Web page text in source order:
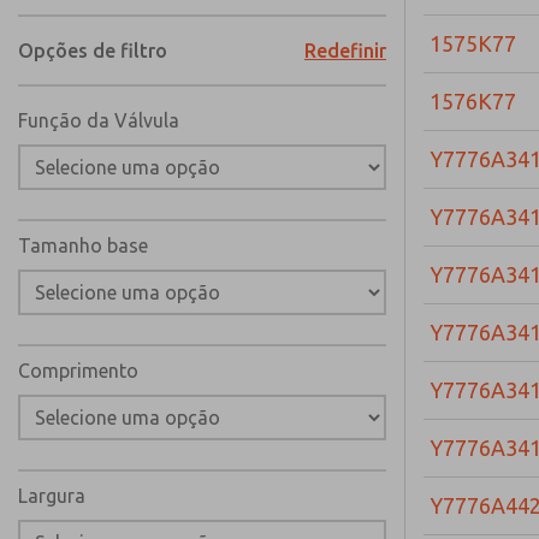
Opções de filtro Redefinir
Função da Válvula
Tamanho base
Comprimento
Largura
1575K77
1576K77